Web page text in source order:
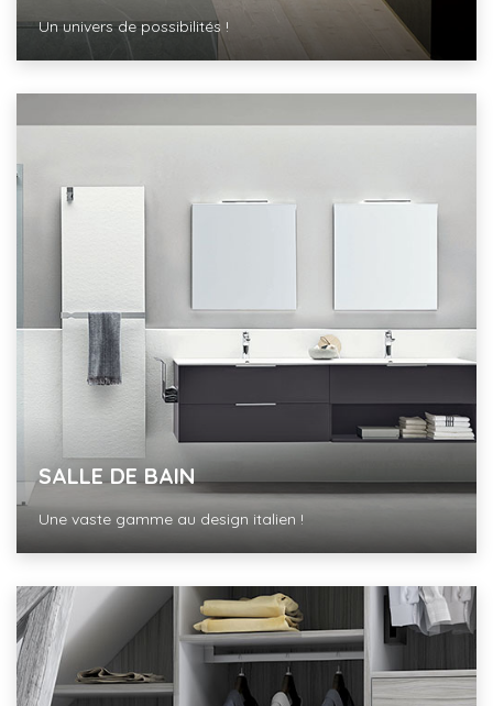
Un univers de possibilités !
SALLE DE BAIN
Une vaste gamme au design italien !